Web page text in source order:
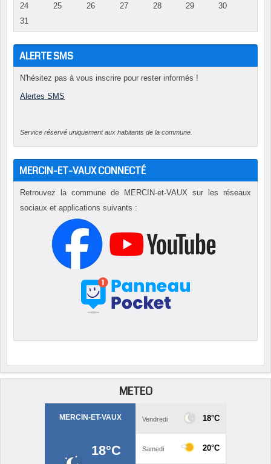
24
25 26 27 28 29
30
31
ALERTE SMS
N'hésitez pas à vous inscrire pour rester informés !
Alertes SMS
Service réservé uniquement aux habitants de la commune.
MERCIN-ET-VAUX CONNECTÉ
Retrouvez la commune de MERCIN-et-VAUX sur les réseaux
sociaux et applications suivants :
METEO